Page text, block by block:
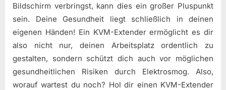
Bildschirm verbringst, kann dies ein großer Pluspunkt
sein. Deine Gesundheit liegt schließlich in deinen
eigenen Händen! Ein KVM-Extender ermöglicht es dir
also nicht nur, deinen Arbeitsplatz ordentlich zu
gestalten, sondern schützt dich auch vor möglichen
gesundheitlichen Risiken durch Elektrosmog. Also,
worauf wartest du noch? Hol dir einen KVM-Extender